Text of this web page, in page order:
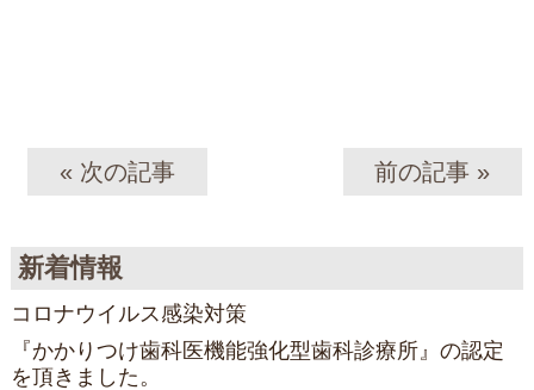
前の記事 »
« 次の記事
新着情報
コロナウイルス感染対策
『かかりつけ歯科医機能強化型歯科診療所』の認定
を頂きました。